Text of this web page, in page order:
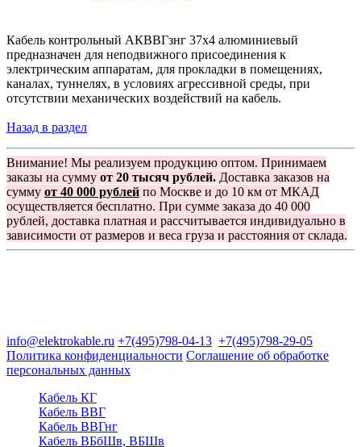
Кабель контрольный АКВВГзнг 37х4 алюминиевый
предназначен для неподвижного присоединения к
электрическим аппаратам, для прокладки в помещениях,
каналах, туннелях, в условиях агрессивной среды, при
отсутствии механических воздействий на кабель.
Назад в раздел
Внимание! Мы реализуем продукцию оптом. Принимаем
заказы на сумму от 20 тысяч рублей. Доставка заказов на
сумму от 40 000 рублей по Москве и до 10 км от МКАД
осуществляется бесплатно. При сумме заказа до 40 000
рублей, доставка платная и рассчитывается индивидуально в
зависимости от размеров и веса груза и расстояния от склада.
info@elektrokable.ru +7(495)798-04-13 +7(495)798-29-05
Политика конфиденциальности Соглашение об обработке
персональных данных
Кабель КГ
Кабель ВВГ
Кабель ВВГнг
Кабель ВБбШв, ВБШв